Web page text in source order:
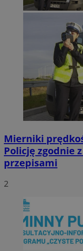
Mierniki
Policję zgodnie
przepisami
2